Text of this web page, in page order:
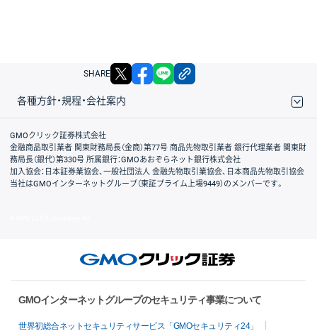
SHARE X facebook
各種方針・規程・会社案内
取引規程・約款
サイトマップ
その他のご案内
個人情報保護方針
最良執行方針
サイトのご利用について
ディスクレイマー
信託保全
リスク説明
会社案内
GMOクリック証券株式会社
金融商品取引業者 関東財務局長（金商）第77号 商品先物取引業者 銀行代理業者 関東財
務局長（銀代）第330号 所属銀行：GMOあおぞらネット銀行株式会社
加入協会：日本証券業協会、一般社団法人 金融先物取引業協会、日本商品先物取引協会
当社はGMOインターネットグループ（東証プライム上場9449）のメンバーです。
GMOインターネットグループのセキュリティ事業について
世界初総合ネットセキュリティサービス「GMOセキュリティ24」